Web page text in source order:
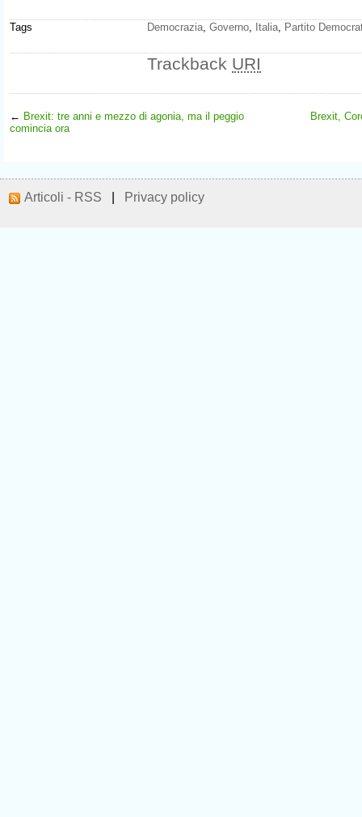
Tags Democrazia Governo Italia Partito
Trackback URI
← Brexit: tre anni e mezzo di agonia, ma il peggio
comincia ora
Brexit,
Articoli - RSS Privacy policy